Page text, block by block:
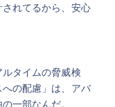
れてるから、安心
タイムの脅威検
の配慮」は、アバ
一部なんだ。